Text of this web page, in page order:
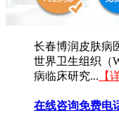
长春博润皮肤病
世界卫生组织（
病临床研究... 【
在线咨询免费电